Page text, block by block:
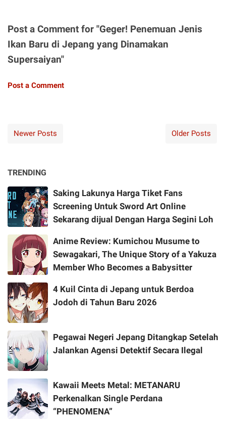
Post a Comment for "Geger! Penemuan Jenis
Ikan Baru di Jepang yang Dinamakan
Supersaiyan"
Post a Comment
Newer Posts Older Posts
TRENDING
Saking Lakunya Harga Tiket Fans
Screening Untuk Sword Art Online
Sekarang dijual Dengan Harga Segini Loh
Anime Review: Kumichou Musume to
Sewagakari, The Unique Story of a Yakuza
Member Who Becomes a Babysitter
4 Kuil Cinta di Jepang untuk Berdoa
Jodoh di Tahun Baru 2026
Pegawai Negeri Jepang Ditangkap Setelah
Jalankan Agensi Detektif Secara Ilegal
Kawaii Meets Metal: METANARU
Perkenalkan Single Perdana
“PHENOMENA”